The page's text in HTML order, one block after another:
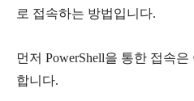
로 접속하는 방법입니다.
먼저 PowerShell을 통한 접속
합니다.